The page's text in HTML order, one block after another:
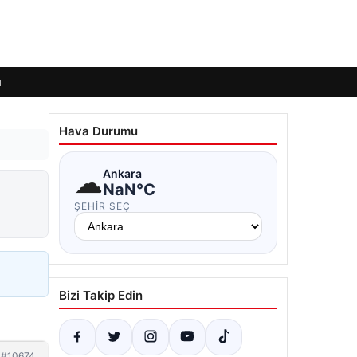
Hava Durumu
☁Ankara
NaN°C
ŞEHIR SEÇ
Bizi Takip Edin